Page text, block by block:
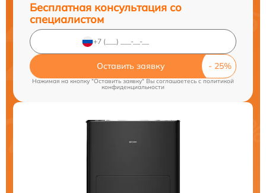
Бесплатная консультация со
специалистом
Оставить заявку
Нажимая на кнопку "Оставить заявку" Вы соглашаетесь cполитикой
конфиденциальности